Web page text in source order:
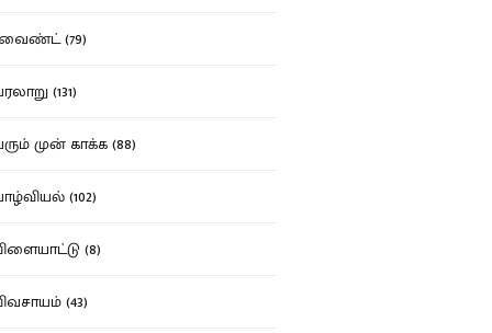
(79)
(131)
முன் காக்க (88)
(102)
(8)
(43)